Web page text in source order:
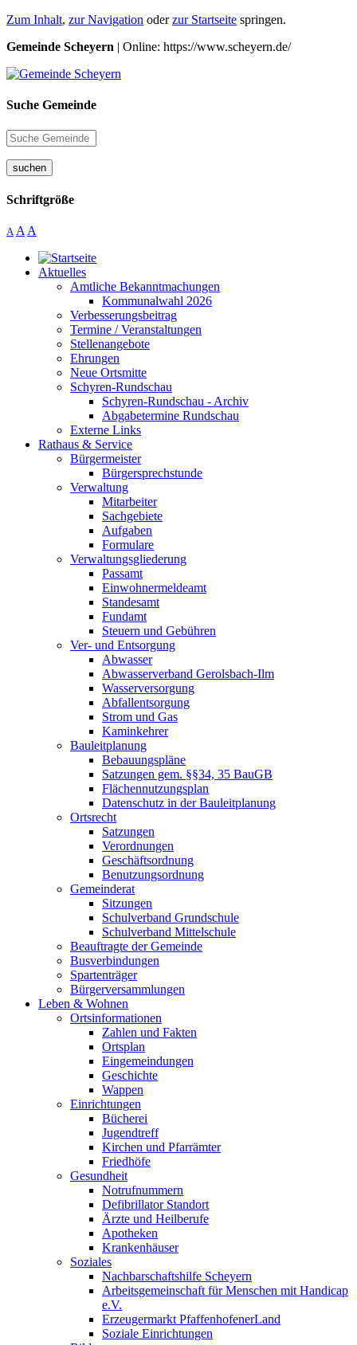
Zum Inhalt, zur Navigation oderzur Startseite springen.
Gemeinde Scheyern | Online: https://www.scheyern.de/
Suche Gemeinde
suchen
Schriftgröße
A A A
Aktuelles
Amtliche Bekanntmachungen
Kommunalwahl 2026
Verbesserungsbeitrag
Termine / Veranstaltungen
Stellenangebote
Ehrungen
Neue Ortsmitte
Schyren-Rundschau
Schyren-Rundschau - Archiv
Abgabetermine Rundschau
Externe Links
Rathaus & Service
Bürgermeister
Bürgersprechstunde
Verwaltung
Mitarbeiter
Sachgebiete
Aufgaben
Formulare
Verwaltungsgliederung
Passamt
Einwohnermeldeamt
Standesamt
Fundamt
Steuern und Gebühren
Ver- und Entsorgung
Abwasser
Abwasserverband Gerolsbach-Ilm
Wasserversorgung
Abfallentsorgung
Strom und Gas
Kaminkehrer
Bauleitplanung
Bebauungspläne
Satzungen gem. §§34, 35 BauGB
Flächennutzungsplan
Datenschutz in der Bauleitplanung
Ortsrecht
Satzungen
Verordnungen
Geschäftsordnung
Benutzungsordnung
Gemeinderat
Sitzungen
Schulverband Grundschule
Schulverband Mittelschule
Beauftragte der Gemeinde
Busverbindungen
Spartenträger
Bürgerversammlungen
Leben & Wohnen
Ortsinformationen
Zahlen und Fakten
Ortsplan
Eingemeindungen
Geschichte
Wappen
Einrichtungen
Bücherei
Jugendtreff
Kirchen und Pfarrämter
Friedhöfe
Gesundheit
Notrufnummern
Defibrillator Standort
Ärzte und Heilberufe
Apotheken
Krankenhäuser
Soziales
Nachbarschaftshilfe Scheyern
Arbeitsgemeinschaft für Menschen mit Handicap
e.V.
Erzeugermarkt PfaffenhofenerLand
Soziale Einrichtungen